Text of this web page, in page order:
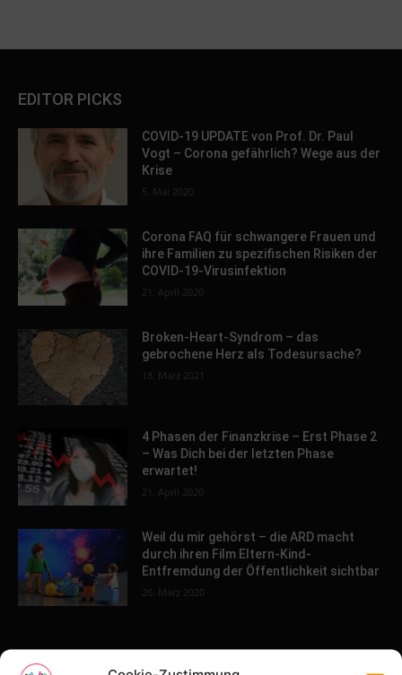
EDITOR PICKS
COVID-19 UPDATE von Prof. Dr. Paul
Vogt – Corona gefährlich? Wege aus der
Krise
5. Mai 2020
Corona FAQ für schwangere Frauen und
ihre Familien zu spezifischen Risiken der
COVID-19-Virusinfektion
21. April 2020
Broken-Heart-Syndrom – das
gebrochene Herz als Todesursache?
18. März 2021
4 Phasen der Finanzkrise – Erst Phase 2
– Was Dich bei der letzten Phase
erwartet!
21. April 2020
Weil du mir gehörst – die ARD macht
durch ihren Film Eltern-Kind-
Entfremdung der Öffentlichkeit sichtbar
26. März 2020
POPULAR POSTS